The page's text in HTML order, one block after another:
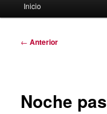
Inicio
Navegación
← Anterior
Noche